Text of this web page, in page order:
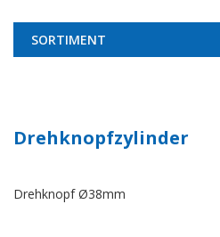
SORTIMENT
Drehknopfzylinder
Drehknopf Ø38mm